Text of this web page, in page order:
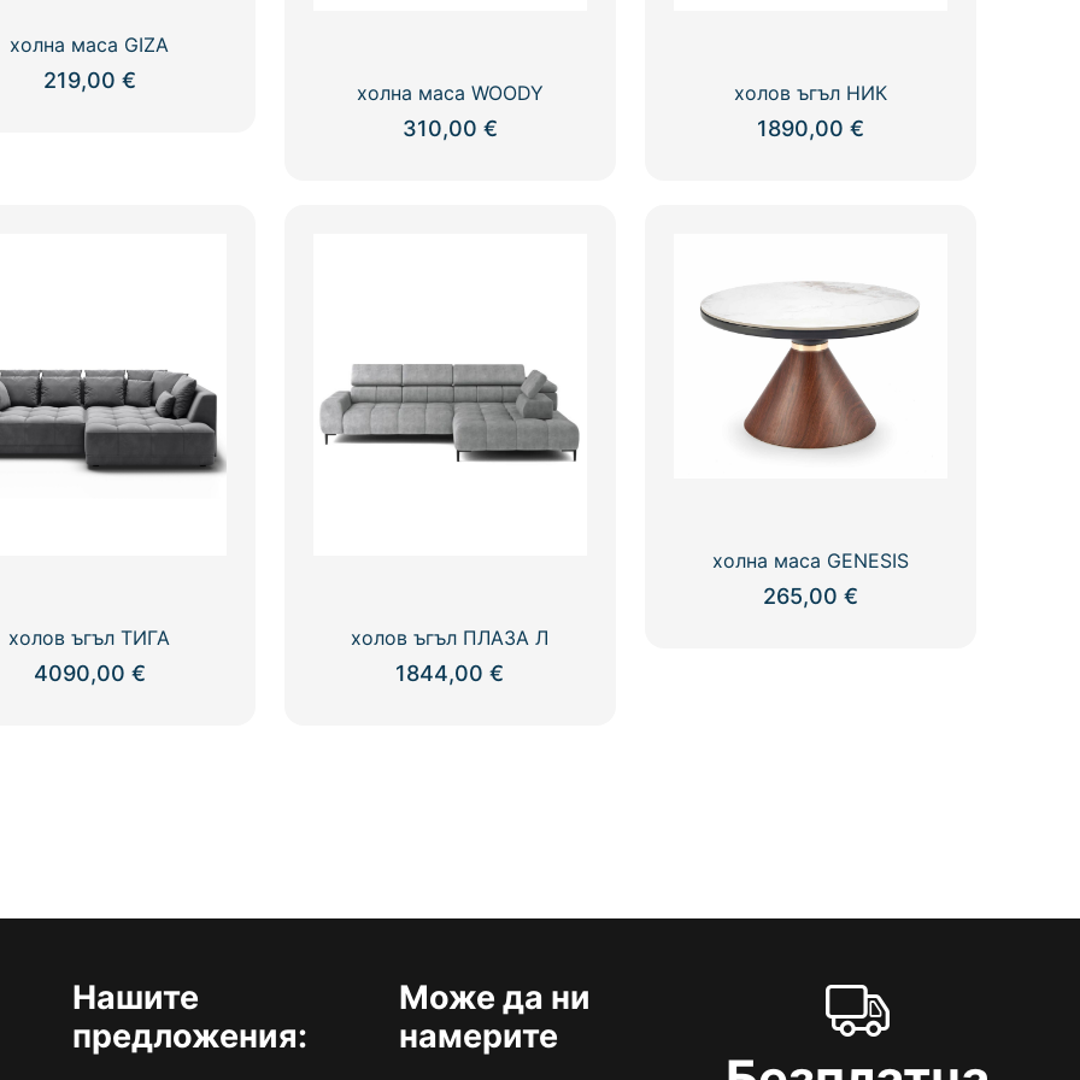
холна маса GIZA
219,00 €
холна маса WOODY
310,00 €
холов ъгъл НИК
1890,00 €
холов ъгъл ТИГА
4090,00 €
холов ъгъл ПЛАЗА Л
1844,00€
холна маса GENESIS
265,00 €
Нашите
предложения:
Може да ни
намерите